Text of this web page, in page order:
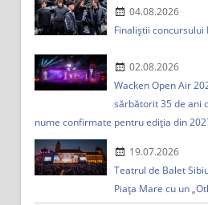
04.08.2026
Finaliștii concursului
02.08.2026
Wacken Open Air
sărbătorit 35 de ani
nume confirmate pentru ediția din
19.07.2026
Teatrul de Balet
Piața Mare cu un